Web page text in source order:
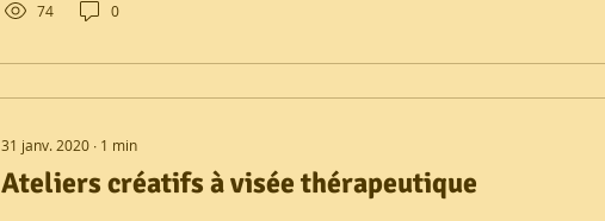
74 0
31 janv. 2020 ∙ 1 min
Ateliers créatifs à visée thérapeutique